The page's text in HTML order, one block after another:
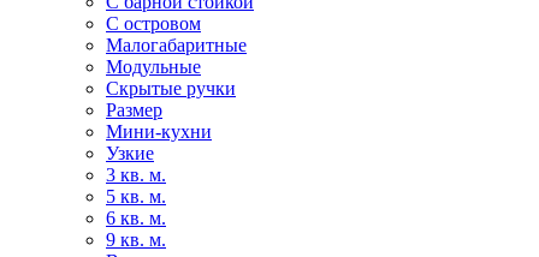
С островом
Малогабаритные
Модульные
Скрытые ручки
Размер
Мини-кухни
Узкие
3 кв. м.
5 кв. м.
6 кв. м.
9 кв. м.